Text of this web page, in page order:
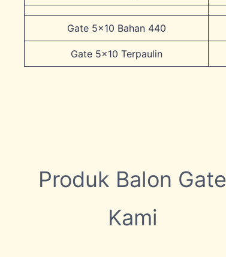
Gate 5×10 Bahan 440
Gate 5×10 Terpaulin
Produk Balon Gate
Kami